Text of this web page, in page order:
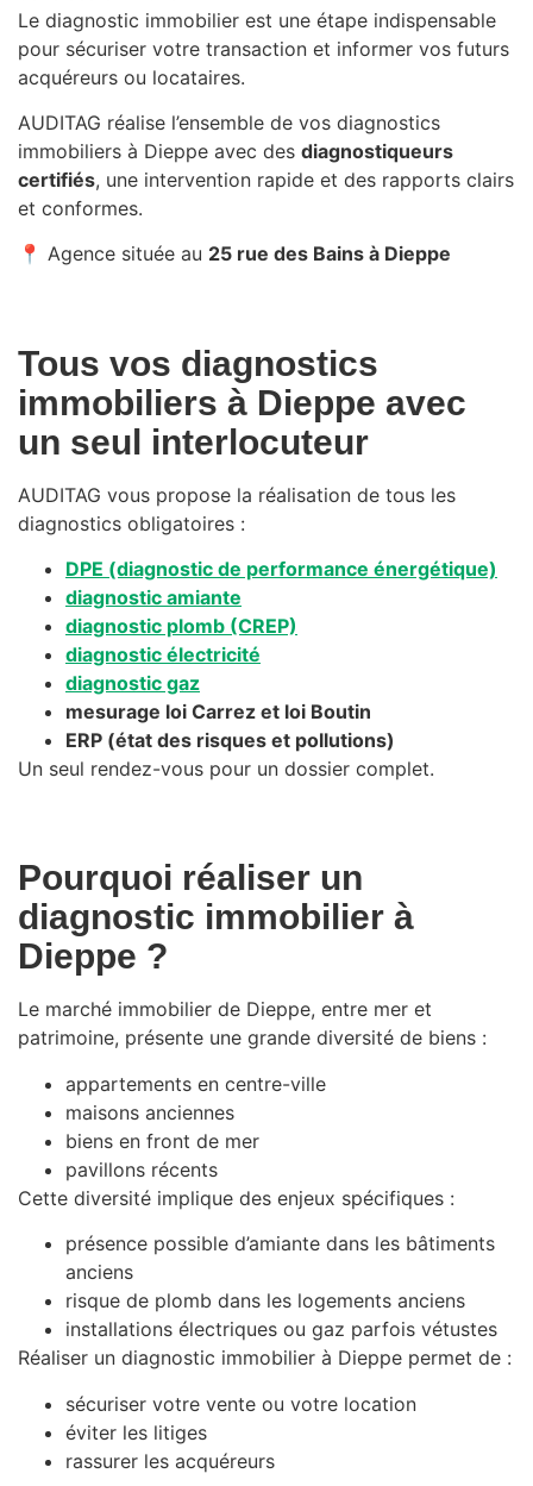
Le diagnostic immobilier est une étape indispensable
pour sécuriser votre transaction et informer vos futurs
acquéreurs ou locataires.
AUDITAG réalise l’ensemble de vos diagnostics
immobiliers à Dieppe avec des diagnostiqueurs
certifiés, une intervention rapide et des rapports clairs
et conformes.
📍 Agence située au 25 rue des Bains à Dieppe
Tous vos diagnostics
immobiliers à Dieppe avec
un seul interlocuteur
AUDITAG vous propose la réalisation de tous les
diagnostics obligatoires :
DPE (diagnostic de performance énergétique)
diagnostic amiante
diagnostic plomb (CREP)
diagnostic électricité
diagnostic gaz
mesurage loi Carrez et loi Boutin
ERP (état des risques et pollutions)
Un seul rendez-vous pour un dossier complet.
Pourquoi réaliser un
diagnostic immobilier à
Dieppe ?
Le marché immobilier de Dieppe, entre mer et
patrimoine, présente une grande diversité de biens :
appartements en centre-ville
maisons anciennes
biens en front de mer
pavillons récents
Cette diversité implique des enjeux spécifiques :
présence possible d’amiante dans les bâtiments
anciens
risque de plomb dans les logements anciens
installations électriques ou gaz parfois vétustes
Réaliser un diagnostic immobilier à Dieppe permet de :
sécuriser votre vente ou votre location
éviter les litiges
rassurer les acquéreurs